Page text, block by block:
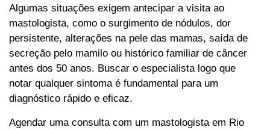
Algumas situações exigem antecipar a visita ao
mastologista, como o surgimento de nódulos, dor
persistente, alterações na pele das mamas, saída de
secreção pelo mamilo ou histórico familiar de câncer
antes dos 50 anos. Buscar o especialista logo que
notar qualquer sintoma é fundamental para um
diagnóstico rápido e eficaz.
Agendar uma consulta com um mastologista em Rio